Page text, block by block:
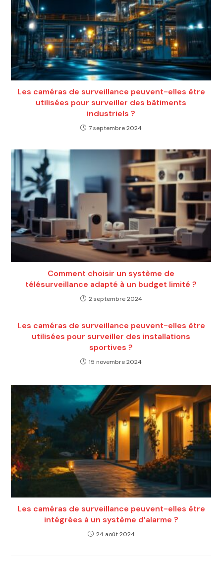
Les caméras de surveillance peuvent-elles être
utilisées pour surveiller des bâtiments
industriels ?
7 septembre 2024
Comment choisir un système de
télésurveillance adapté à un budget limité ?
2 septembre 2024
Les caméras de surveillance peuvent-elles être
utilisées pour surveiller des installations
sportives ?
15 novembre 2024
Les caméras de surveillance peuvent-elles être
intégrées à un système d’alarme ?
24 août 2024